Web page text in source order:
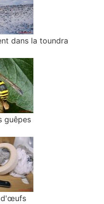
dans la toundra
guêpes
d'œufs